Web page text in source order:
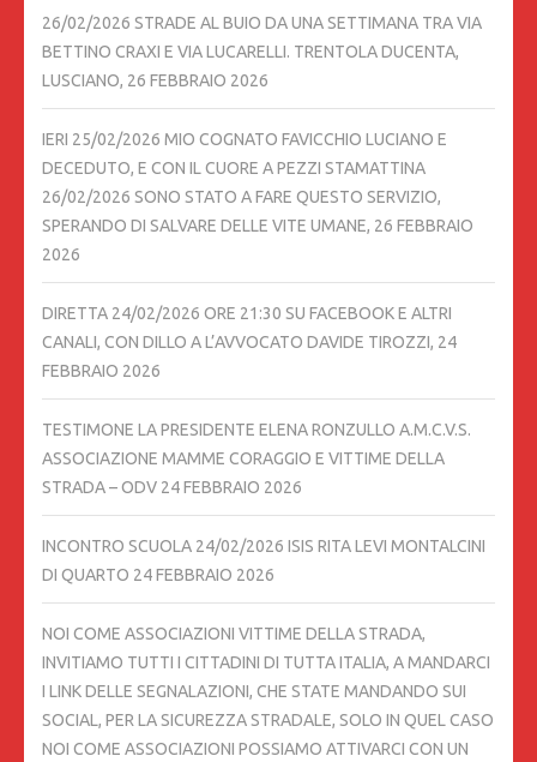
26/02/2026 STRADE AL BUIO DA UNA SETTIMANA TRA VIA
BETTINO CRAXI E VIA LUCARELLI. TRENTOLA DUCENTA,
LUSCIANO, 26 FEBBRAIO 2026
IERI 25/02/2026 MIO COGNATO FAVICCHIO LUCIANO E
DECEDUTO, E CON IL CUORE A PEZZI STAMATTINA
26/02/2026 SONO STATO A FARE QUESTO SERVIZIO,
SPERANDO DI SALVARE DELLE VITE UMANE, 26 FEBBRAIO
2026
DIRETTA 24/02/2026 ORE 21:30 SU FACEBOOK E ALTRI
CANALI, CON DILLO A L’AVVOCATO DAVIDE TIROZZI, 24
FEBBRAIO 2026
TESTIMONE LA PRESIDENTE ELENA RONZULLO A.M.C.V.S.
ASSOCIAZIONE MAMME CORAGGIO E VITTIME DELLA
STRADA – ODV 24 FEBBRAIO 2026
INCONTRO SCUOLA 24/02/2026 ISIS RITA LEVI MONTALCINI
DI QUARTO 24 FEBBRAIO 2026
NOI COME ASSOCIAZIONI VITTIME DELLA STRADA,
INVITIAMO TUTTI I CITTADINI DI TUTTA ITALIA, A MANDARCI
I LINK DELLE SEGNALAZIONI, CHE STATE MANDANDO SUI
SOCIAL, PER LA SICUREZZA STRADALE, SOLO IN QUEL CASO
NOI COME ASSOCIAZIONI POSSIAMO ATTIVARCI CON UN